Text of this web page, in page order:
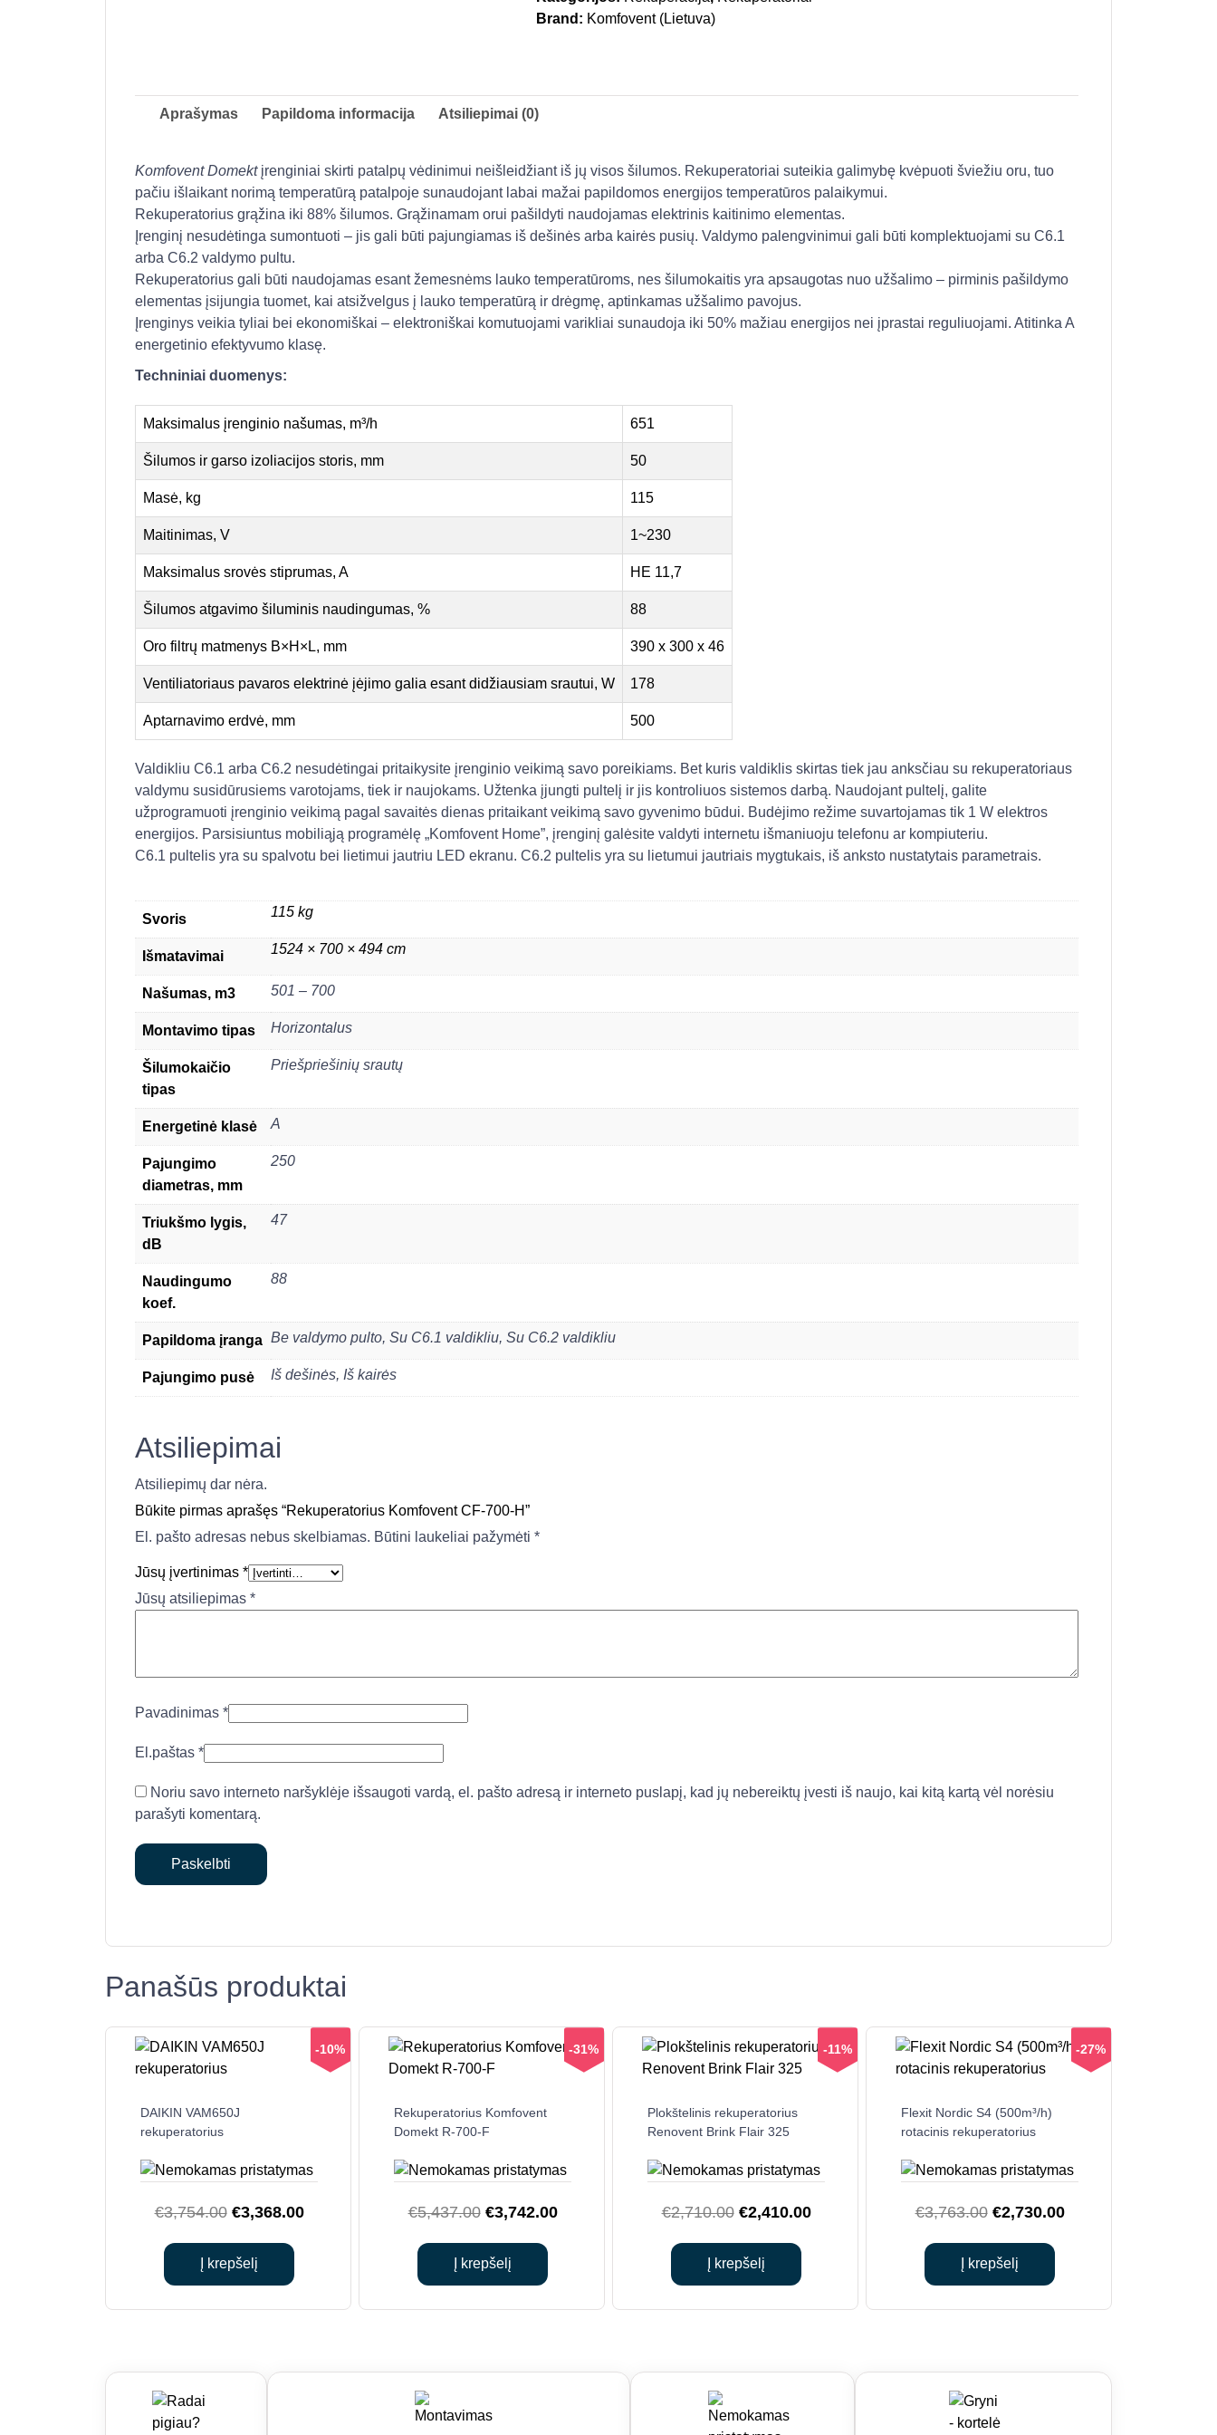
Brand: Komfovent (Lietuva)
Aprašymas Papildoma informacija Atsiliepimai (0)
Komfovent Domektįrenginiai skirti patalpų vėdinimui neišleidžiant iš jų visos šilumos. Rekuperatoriai suteikia galimybę kvėpuoti šviežiu oru, tuo
pačiu išlaikant norimą temperatūrą patalpoje sunaudojant labai mažai papildomos energijos temperatūros palaikymui.
Rekuperatorius grąžina iki 88% šilumos. Grąžinamam orui pašildyti naudojamas elektrinis kaitinimo elementas.
Įrenginį nesudėtinga sumontuoti – jis gali būti pajungiamas iš dešinės arba kairės pusių. Valdymo palengvinimui gali būti komplektuojami su C6.1
arba C6.2 valdymo pultu.
Rekuperatorius gali būti naudojamas esant žemesnėms lauko temperatūroms, nes šilumokaitis yra apsaugotas nuo užšalimo – pirminis pašildymo
elementas įsijungia tuomet, kai atsižvelgus į lauko temperatūrą ir drėgmę, aptinkamas užšalimo pavojus.
Įrenginys veikia tyliai bei ekonomiškai – elektroniškai komutuojami varikliai sunaudoja iki 50% mažiau energijos nei įprastai reguliuojami. Atitinka A
energetinio efektyvumo klasę.
Techniniai duomenys:
Maksimalus įrenginio našumas, m³/h 651
Šilumos ir garso izoliacijos storis, mm 50
Masė, kg 115
Maitinimas, V 1~230
Maksimalus srovės stiprumas, A HE 11,7
Šilumos atgavimo šiluminis naudingumas, % 88
Oro filtrų matmenys B×H×L, mm 390 x 300 x 46
Ventiliatoriaus pavaros elektrinė įėjimo galia esant didžiausiam srautui, W 178
Aptarnavimo erdvė, mm 500
Valdikliu C6.1 arba C6.2 nesudėtingai pritaikysite įrenginio veikimą savo poreikiams. Bet kuris valdiklis skirtas tiek jau anksčiau su rekuperatoriaus
valdymu susidūrusiems varotojams, tiek ir naujokams. Užtenka įjungti pultelį ir jis kontroliuos sistemos darbą. Naudojant pultelį, galite
užprogramuoti įrenginio veikimą pagal savaitės dienas pritaikant veikimą savo gyvenimo būdui. Budėjimo režime suvartojamas tik 1 W elektros
energijos. Parsisiuntus mobiliąją programėlę „Komfovent Home”, įrenginį galėsite valdyti internetu išmaniuoju telefonu ar kompiuteriu.
C6.1 pultelis yra su spalvotu bei lietimui jautriu LED ekranu. C6.2 pultelis yra su lietumui jautriais mygtukais, iš anksto nustatytais parametrais.
Svoris 115 kg
Išmatavimai 1524 × 700 × 494 cm
Našumas, m3 501 – 700
Montavimo tipas Horizontalus
Šilumokaičio
tipas
Priešpriešinių srautų
Energetinė klasė A
Pajungimo
diametras, mm
250
Triukšmo lygis,
dB
47
Naudingumo
koef.
88
Papildoma įranga Be valdymo pulto, Su C6.1 valdikliu, Su C6.2 valdikliu
Pajungimo pusė Iš dešinės, Iš kairės
Atsiliepimai
Atsiliepimų dar nėra.
Būkite pirmas aprašęs “Rekuperatorius Komfovent CF-700-H”
El. pašto adresas nebus skelbiamas. Būtini laukeliai pažymėti *
Jūsų įvertinimas *
Jūsų atsiliepimas *
Pavadinimas *
El.paštas *
Noriu savo interneto naršyklėje išsaugoti vardą, el. pašto adresą ir interneto puslapį, kad jų nebereiktų įvesti iš naujo, kai kitą kartą vėl norėsiu
parašyti komentarą.
Panašūs produktai
-10%
DAIKIN VAM650J
rekuperatorius
€3,754.00 Original
was:
€3,754.00.
€3,368.00Current
Į krepšelį
-31%
Rekuperatorius Komfovent
Domekt R-700-F
€5,437.00 Original
was:
€5,437.00.
€3,742.00Current
Į krepšelį
-11%
Plokštelinis rekuperatorius
Renovent Brink Flair 325
€2,710.00 Original
was:
€2,710.00.
€2,410.00Current
Į krepšelį
-27%
Flexit Nordic S4 (500m³/h)
rotacinis rekuperatorius
€3,763.00 Original
was:
€3,763.00.
€2,730.00Current
Į krepšelį